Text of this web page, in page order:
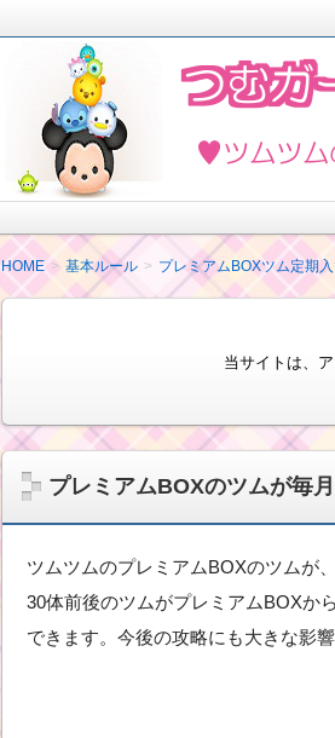
ツムツムの攻略法
2018年4月ツムツムを楽しく攻略し
ど最新情報も紹介しています。
HOME 基本ルール プレミアムBOXツム定期
当サイトは、
プレミアムBOXのツムが毎
ツムツムのプレミアムBOXのツムが
30体前後のツムがプレミアムBOXか
できます。今後の攻略にも大きな影